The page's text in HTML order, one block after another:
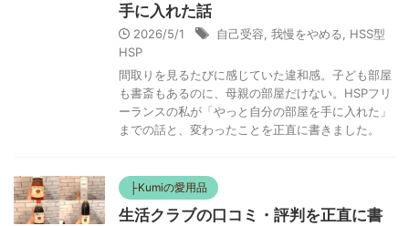
手に入れた話
2026/5/1 自己受容 我慢をやめる
HSS型
HSP
間取りを見るたびに感じていた違和感。子ども部屋
も書斎もあるのに、母親の部屋だけない。HSPフリ
ーランスの私が「やっと自分の部屋を手に入れた」
までの話と、変わったことを正直に書きました。
├Kumiの愛用品
生活クラブの口コミ・評判を正直に書